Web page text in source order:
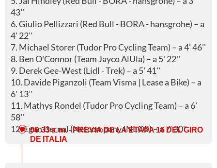
43''
6. Giulio Pellizzari (Red Bull - BORA - hansgrohe) – a
4' 22''
7. Michael Storer (Tudor Pro Cycling Team) – a 4' 46''
8. Ben O'Connor (Team Jayco AlUla) – a 5' 22''
9. Derek Gee-West (Lidl - Trek) – a 5' 41''
10. Davide Piganzoli (Team Visma | Lease a Bike) – a
6' 13''
11. Mathys Rondel (Tudor Pro Cycling Team) – a 6'
58''
12. Egan Bernal (Netcompany INEOS) – a 7' 30''
06:33 a. m.- PREVIA DE LA ETAPA 16 DEL GIRO
DE ITALIA